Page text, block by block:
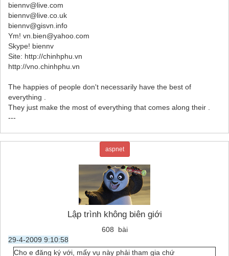
biennv@live.com
biennv@live.co.uk
biennv@gisvn.info
Ym! vn.bien@yahoo.com
Skype! biennv
Site: http://chinhphu.vn
http://vno.chinhphu.vn
The happies of people don't necessarily have the best of
everything .
They just make the most of everything that comes along their .
---
aspnet
Lập trình không biên giới
608 bài
29-4-2009 9:10:58
Cho e đăng ký với, mấy vụ này phải tham gia chứ